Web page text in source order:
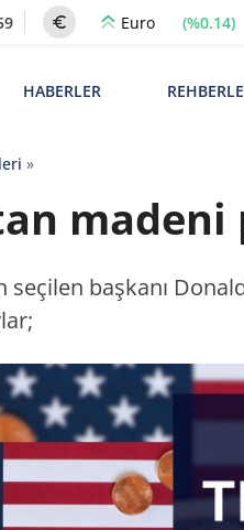
Euro (%0.14)
HABERLER
»
seçilen başkanı